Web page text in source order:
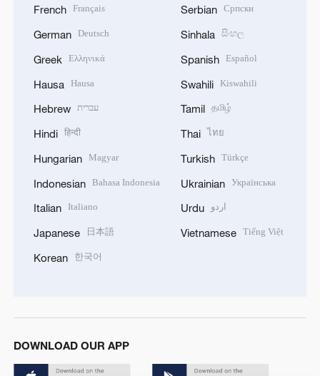
French Français
German Deutsch
Greek Ελληνικά
Hausa Hausa
Hebrew עברית
Hindi हिन्दी
Hungarian Magyar
Indonesian Bahasa Indonesia
Italian Italiano
Japanese 日本語
Korean 한국어
Serbian Српски
Sinhala සිංහල
Spanish Español
Swahili Kiswahili
Tamil தமிழ்
Thai ไทย
Turkish Türkçe
Ukrainian Українська
Urdu اردو
Vietnamese Tiếng Việt
DOWNLOAD OUR APP